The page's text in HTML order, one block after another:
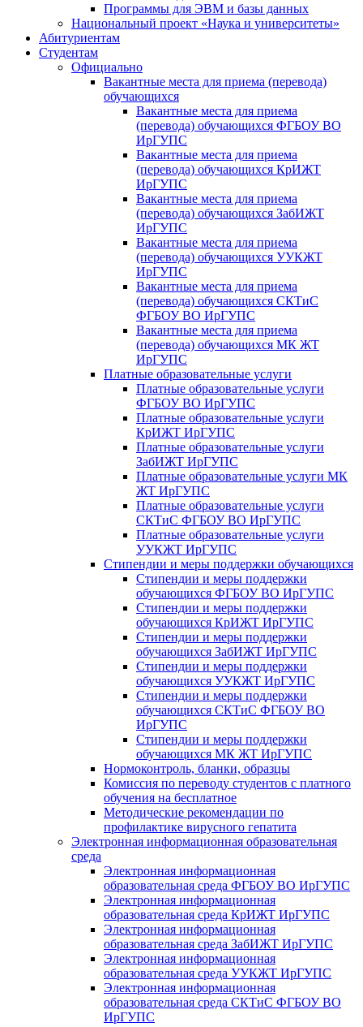
Программы для ЭВМ и базы данных
Национальный проект «Наука и университеты»
Абитуриентам
Студентам
Официально
Вакантные места для приема (перевода)
обучающихся
Вакантные места для приема
(перевода) обучающихся ФГБОУ ВО
ИрГУПС
Вакантные места для приема
(перевода) обучающихся КрИЖТ
ИрГУПС
Вакантные места для приема
(перевода) обучающихся ЗабИЖТ
ИрГУПС
Вакантные места для приема
(перевода) обучающихся УУКЖТ
ИрГУПС
Вакантные места для приема
(перевода) обучающихся СКТиС
ФГБОУ ВО ИрГУПС
Вакантные места для приема
(перевода) обучающихся МК ЖТ
ИрГУПС
Платные образовательные услуги
Платные образовательные услуги
ФГБОУ ВО ИрГУПС
Платные образовательные услуги
КрИЖТ ИрГУПС
Платные образовательные услуги
ЗабИЖТ ИрГУПС
Платные образовательные услуги МК
ЖТ ИрГУПС
Платные образовательные услуги
СКТиС ФГБОУ ВО ИрГУПС
Платные образовательные услуги
УУКЖТ ИрГУПС
Стипендии и меры поддержки обучающихся
Стипендии и меры поддержки
обучающихся ФГБОУ ВО ИрГУПС
Стипендии и меры поддержки
обучающихся КрИЖТ ИрГУПС
Стипендии и меры поддержки
обучающихся ЗабИЖТ ИрГУПС
Стипендии и меры поддержки
обучающихся УУКЖТ ИрГУПС
Стипендии и меры поддержки
обучающихся СКТиС ФГБОУ ВО
ИрГУПС
Стипендии и меры поддержки
обучающихся МК ЖТ ИрГУПС
Нормоконтроль, бланки, образцы
Комиссия по переводу студентов с платного
обучения на бесплатное
Методические рекомендации по
профилактике вирусного гепатита
Электронная информационная образовательная
среда
Электронная информационная
образовательная среда ФГБОУ ВО ИрГУПС
Электронная информационная
образовательная среда КрИЖТ ИрГУПС
Электронная информационная
образовательная среда ЗабИЖТ ИрГУПС
Электронная информационная
образовательная среда УУКЖТ ИрГУПС
Электронная информационная
образовательная среда СКТиС ФГБОУ ВО
ИрГУПС